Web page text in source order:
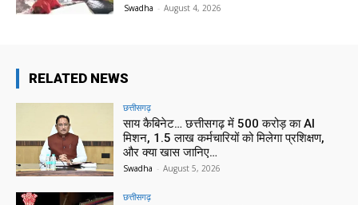
Swadha - August 4, 2026
RELATED NEWS
छत्तीसगढ़
साय कैबिनेट… छत्तीसगढ़ में 500 करोड़ का AI
मिशन, 1.5 लाख कर्मचारियों को मिलेगा प्रशिक्षण,
और क्या खास जानिए…
Swadha - August 5, 2026
छत्तीसगढ़